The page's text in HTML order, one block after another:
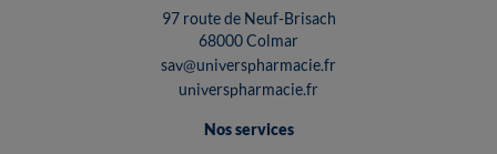
97 route de Neuf-Brisach
68000 Colmar
sav@universpharmacie.fr
universpharmacie.fr
Nos services